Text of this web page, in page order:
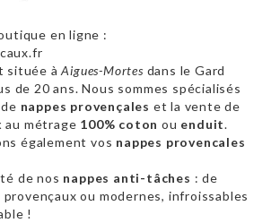
en ligne :
située àAigues-Mortes dans le Gard
de 20 ans. Nous sommes spécialisés
nappes provençales et la vente de
au métrage 100% coton ou enduit.
également vos nappes provencales
de nos nappes anti-tâches : de
ou modernes, infroissables
!